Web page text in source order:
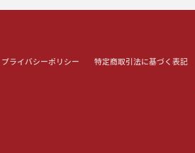
プライバシーポリシー 特定商取引法に基づく表記